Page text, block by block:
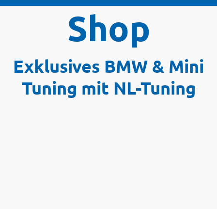
Shop
Exklusives BMW & Mini
Tuning mit NL-Tuning